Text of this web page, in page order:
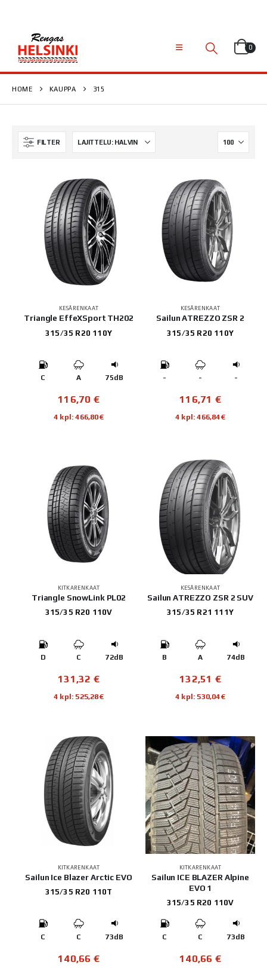
0
HOME KAUPPA 315
FILTER
KESÄRENKAAT
Triangle EffeXSport TH202
315/35 R20 110Y
C A 75dB
116,70 €
4 kpl: 466,80€
KESÄRENKAAT
Sailun ATREZZO ZSR 2
315/35 R20 110Y
- - -
116,71 €
4 kpl: 466,84€
KITKARENKAAT
Triangle SnowLink PL02
315/35 R20 110V
D C 72dB
131,32 €
4 kpl: 525,28€
KESÄRENKAAT
Sailun ATREZZO ZSR 2 SUV
315/35 R21 111Y
B A 74dB
132,51 €
4 kpl: 530,04€
KITKARENKAAT
Sailun Ice Blazer Arctic EVO
315/35 R20 110T
C C 73dB
140,66 €
KITKARENKAAT
Sailun ICE BLAZER Alpine
EVO 1
315/35 R20 110V
C C 73dB
140,66 €